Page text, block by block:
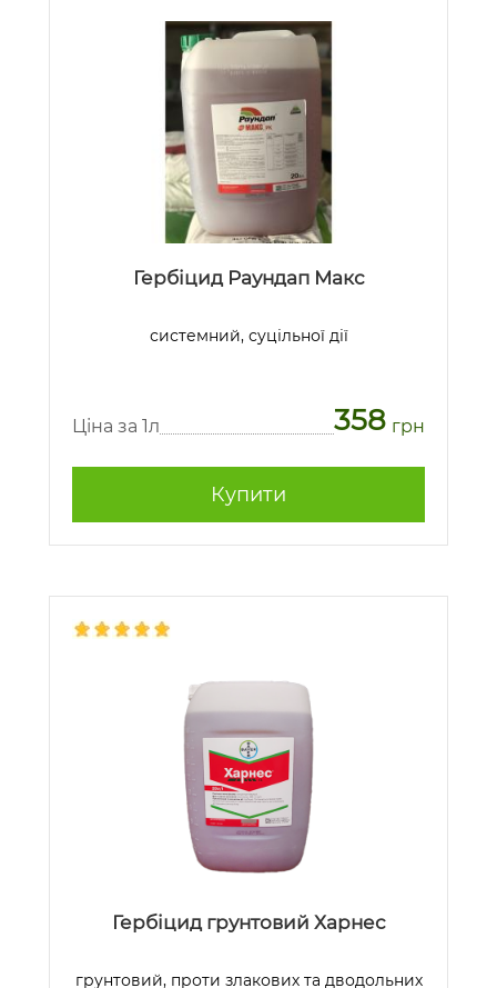
Гербіцид Раундап Макс
системний, суцільної дії
Ціна за 1л 358 грн
Купити
Гербіцид грунтовий Харнес
грунтовий, проти злакових та дводольних